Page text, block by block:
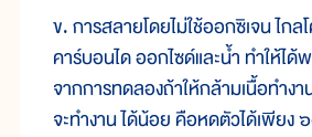
ข. การสลายโดยไม่ใช้ออกซิเจน ไกล
คาร์บอนได ออกไซด์และน้ำ ทำให้ได้
จากการทดลองถ้าให้กล้ามเนื้อทำงา
จะทำงาน ได้น้อย คือหดตัวได้เพียง